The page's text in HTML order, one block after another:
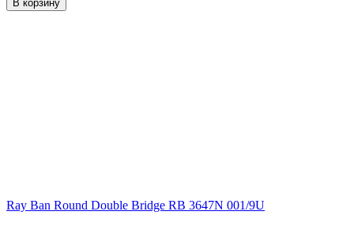
В корзину
Ray Ban Round Double Bridge RB 3647N 001/9U